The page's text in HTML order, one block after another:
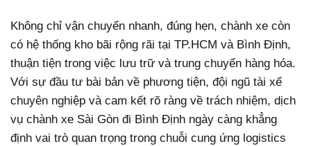
Không chỉ vận chuyển nhanh, đúng hẹn, chành xe còn
có hệ thống kho bãi rộng rãi tại TP.HCM và Bình Định,
thuận tiện trong việc lưu trữ và trung chuyển hàng hóa.
Với sự đầu tư bài bản về phương tiện, đội ngũ tài xế
chuyên nghiệp và cam kết rõ ràng về trách nhiệm, dịch
vụ chành xe Sài Gòn đi Bình Định ngày càng khẳng
định vai trò quan trọng trong chuỗi cung ứng logistics